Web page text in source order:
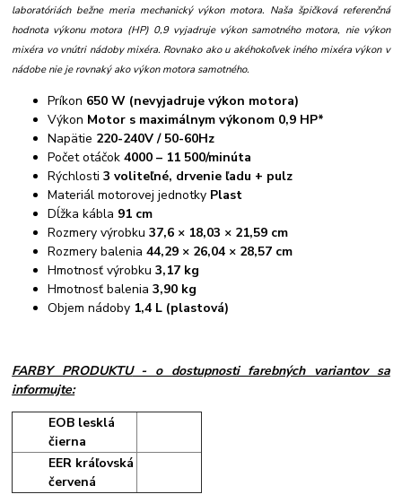
laboratóriách bežne meria mechanický výkon motora. Naša špičková referenčná
hodnota výkonu motora (HP) 0,9 vyjadruje výkon samotného motora, nie výkon
mixéra vo vnútri nádoby mixéra. Rovnako ako u akéhokoľvek iného mixéra výkon v
nádobe nie je rovnaký ako výkon motora samotného.
Príkon 650 W (nevyjadruje výkon motora)
Výkon Motor s maximálnym výkonom 0,9 HP*
Napätie 220-240V / 50-60Hz
Počet otáčok 4000 – 11 500/minúta
Rýchlosti3 voliteľné, drvenie ľadu + pulz
Materiál motorovej jednotky Plast
Dĺžka kábla 91 cm
Rozmery výrobku 37,6 × 18,03 × 21,59 cm
Rozmery balenia44,29 × 26,04 × 28,57 cm
Hmotnosť výrobku3,17 kg
Hmotnosť balenia 3,90 kg
Objem nádoby 1,4 L (plastová)
FARBY PRODUKTU- o dostupnosti farebných variantov sa
informujte:
EOB lesklá
čierna
EER kráľovská
červená